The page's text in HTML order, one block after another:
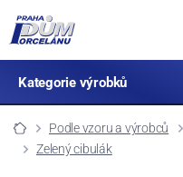
Kategorie výrobků
Podle vzoru a výrobců
Zelený cibulák